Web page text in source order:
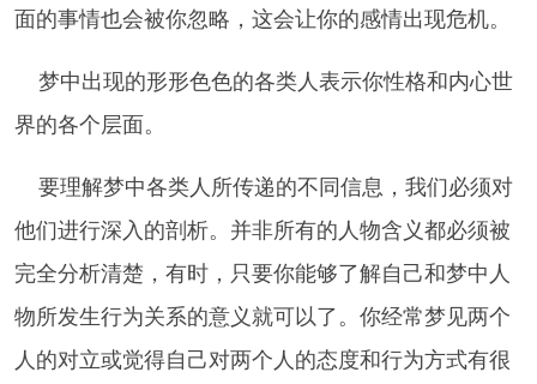
面的事情也会被你忽略，这会让你的感情出现危机。
梦中出现的形形色色的各类人表示你性格和内心世
界的各个层面。
要理解梦中各类人所传递的不同信息，我们必须对
他们进行深入的剖析。并非所有的人物含义都必须被
完全分析清楚，有时，只要你能够了解自己和梦中人
物所发生行为关系的意义就可以了。你经常梦见两个
人的对立或觉得自己对两个人的态度和行为方式有很